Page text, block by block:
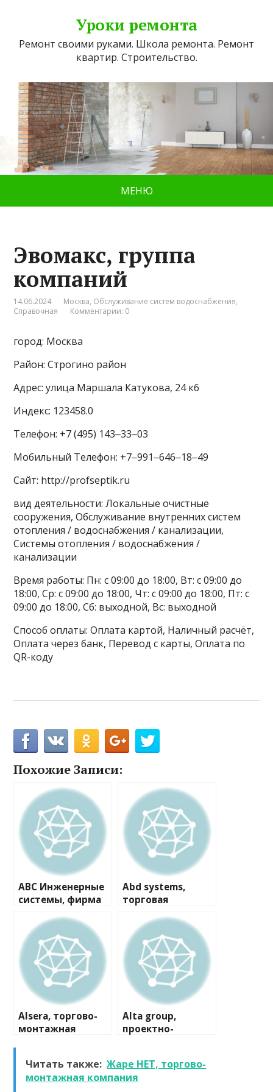
Уроки ремонта
Ремонт своими руками. Школа ремонта. Ремонт
квартир. Строительство.
МЕНЮ
Эвомакс, группа
компаний
14.06.2024 Москва, Обслуживание систем водоснабжения,
Справочная
Комментарии: 0
город: Москва
Район: Строгино район
Адрес: улица Маршала Катукова, 24 к6
Индекс: 123458.0
Телефон: +7 (495) 143‒33‒03
Мобильный Телефон: +7‒991‒646‒18‒49
Сайт: http://profseptik.ru
вид деятельности: Локальные очистные
сооружения, Обслуживание внутренних систем
отопления / водоснабжения / канализации,
Системы отопления / водоснабжения /
канализации
Время работы: Пн: с 09:00 до 18:00, Вт: с 09:00 до
18:00, Ср: с 09:00 до 18:00, Чт: с 09:00 до 18:00, Пт: с
09:00 до 18:00, Сб: выходной, Вс: выходной
Способ оплаты: Оплата картой, Наличный расчёт,
Оплата через банк, Перевод с карты, Оплата по
QR-коду
Похожие Записи:
ABC Инженерные
системы, фирма
Abd systems,
торговая
Alsera, торгово-
монтажная
Alta group,
проектно-
Читать также: Жаре НЕТ, торгово-
монтажная компания